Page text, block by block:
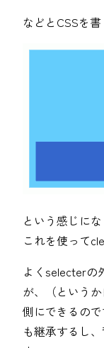
などとCSSを書
という感じにな
これを使って
よくselecterの
が、（という
側にできるの
も継承するし